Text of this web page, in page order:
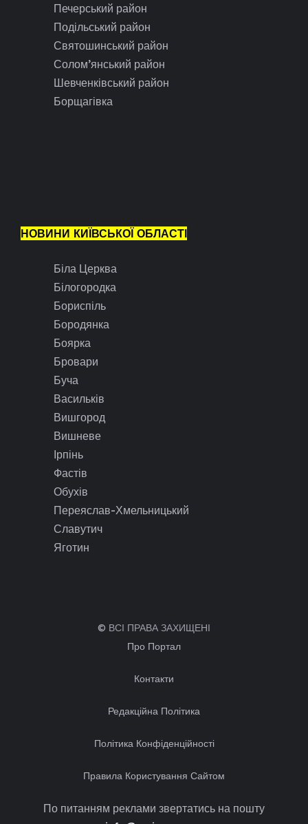
Печерський район
Подільський район
Святошинський район
Солом’янський район
Шевченківський район
Борщагівка
НОВИНИ КИЇВСЬКОЇ ОБЛАСТІ
Біла Церква
Білогородка
Бориспіль
Бородянка
Боярка
Бровари
Буча
Васильків
Вишгород
Вишневе
Ірпінь
Фастів
Обухів
Переяслав-Хмельницький
Славутич
Яготин
© ВСІ ПРАВА ЗАХИЩЕНІ
Про Портал
Контакти
Редакційна Політика
Політика Конфіденційності
Правила Користування Сайтом
По питанням реклами звертатись на пошту